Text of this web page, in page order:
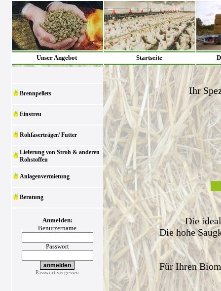
Unser Angebot Startseite
Brennpellets
Einstreu
Rohfaserträger/ Futter
Lieferung von Stroh & anderen
Rohstoffen
Anlagenvermietung
Beratung
Anmelden:
Benutzername
Passwort
Passwort vergessen
Ihr
Die
Die hohe
Für Ihren